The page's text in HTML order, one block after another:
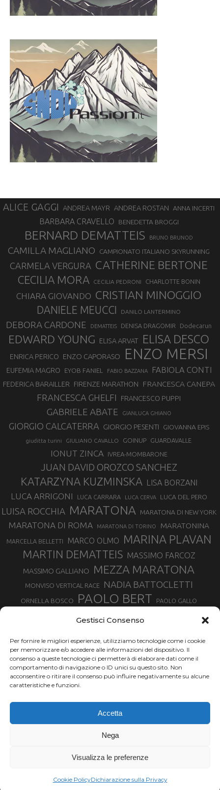
Gestisci Consenso
Per fornire le migliori esperienze, utilizziamo tecnologie come i cookie
per memorizzare e/o accedere alle informazioni del dispositivo. Il
consenso a queste tecnologie ci permetterà di elaborare dati come il
comportamento di navigazione o ID unici su questo sito. Non
acconsentire o ritirare il consenso può influire negativamente su alcune
caratteristiche e funzioni.
Accetta
Nega
Visualizza le preferenze
Cookie PolicyDichiarazione sulla Privacy
ALICE GAGGI ANDREA MAYR ANDREA ROSTAN ANNA INCERTI
BARBARA CRAVELLO BENEDETTA BROGGI
BERNARD DEMATTEIS BRUNO BRUNOD
CAMILLA MAGLIANO CAMPIONATO ITALIANO SKYRUNNING
CARMELA VERGURA CATHERINE BERTONE
CECILIA MORA CECILIA PEDRONI CHARLOTTE BONIN
CHIARA GIOVANDO CRISTIAN MINOGGIO
DANIELE MEUCCI DANILO LANTERMINO
DEBORA CARDONE DEMATTEIS DENISA DRAGOMIR Dodecarun
EDWARD YOUNG ELISA ARVAT ELISA DESCO
ENRICA PERICO ENZO CAPORASO ENZO MERSI
EUFEMIA MAGRO EYOB FANIEL FABIO BAZZANA FABIOLA CONTI
FEDERICA BARAILLER FIRENZE MARATHON FRANCESCA CANEPA
FRANCESCA GHELFI FRANCESCO PUPPI
GABRIELE ABATE GIANLUCA GHIANO
GIORGIO CALCATERRA GIORGIO PESENTI GIOVANNA EPIS
giuditta turini GIULIANO CAVALLO GOINUP GUARDAVALLE
IONUT ZINCA IVREA-MOMBARONE
JUAN DAVID OROZCO SANCHEZ
KATARZYNA KUZMINSKA LISA BORZANI
LUCA ARRIGONI LUCA CARRARA LUCA CERVA LUCA DEL PERO
LUISA ROCCHIA MARATONA MARATONA DI NEW YORK
MARATONA DI ROMA MARATONA DI TORINO MARATONINA
MARCELLA BELLETTI MARCO OLMO MARINA PLAVAN
MARTIN DEMATTEIS MASSIMO FARCOZ
MASSIMO GALLIANO MEZZA MARATONA
MONVISO VERTICAL RACE NADIA BATTOCLETTI
ORNELLA BOSCO PAOLO BERT PAOLO GALLO
SILVIA SERAFINI SONIA GLAREY TAVAGNASCO TOR DES GEANTS
TOUR MONVISO TRAIL TRAIL MONTE CASTO TROFEO KIMA
TURIN MARATHON URBAN ZEMMER VAL DI FASSA RUNNING
VALENTINA BELOTTI
VENICE MARATHON
XAVIER CHEVRIER
YEMAN CRIPPA
Chi siamo | Termini d'uso | Privacy |